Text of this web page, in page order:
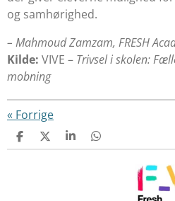
og samhørighed.
– Mahmoud Zamzam, FRESH
Kilde: VIVE – Trivsel i skolen:
mobning
« Forrige
D
e
D
e
D
e
D
e